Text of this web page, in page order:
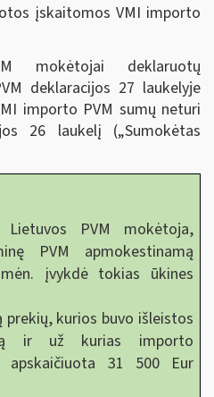
įskaitomos VMI importo
mokėtojai deklaruotų
deklaracijos 27 laukelyje
importo PVM sumų neturi
26 laukelį („Sumokėtas
PVM mokėtoja,
PVM apmokestinamą
įvykdė tokias ūkines
kurios buvo išleistos
ir už kurias importo
apskaičiuota 31 500 Eur